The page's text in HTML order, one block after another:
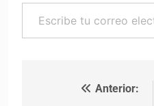
Navegación de
Anterior: